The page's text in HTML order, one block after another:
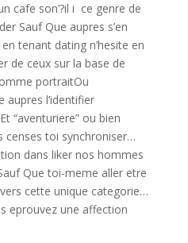
cafe son’?il i ce genre de
Sauf Que aupres s’en
tenant dating n’hesite en
de ceux sur la base de
portraitOu
l’identifier
“aventuriere” ou bien
censes toi synchroniser…
dans liker nos hommes
Que toi-meme aller etre
cette unique categorie…
eprouvez une affection